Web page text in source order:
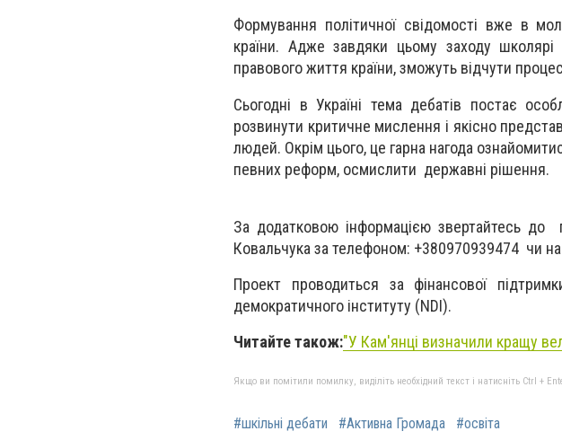
Формування політичної свідомості вже в
країни. Адже завдяки цьому заходу школярі
правового життя країни, зможуть відчути
Сьогодні в Україні тема дебатів постає
розвинути критичне мислення і якісно
людей. Окрім цього, це гарна нагода
певних реформ, осмислити державні рішення.
За додатковою інформацією звертайтесь до
Ковальчука за телефоном: +380970939474 чи
Проект проводиться за фінансової
демократичного інституту (NDI).
Читайте також:"У Кам'янці визначили кращу
Якщо ви помітили помилку, виділіть необхідний текст і натисніть Ctrl +
#шкільні дебати #Активна Громада #освіта